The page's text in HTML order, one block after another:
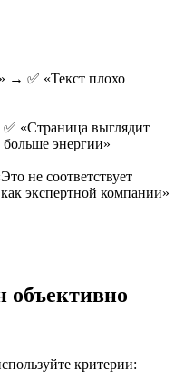
→ ✅ «Текст плохо
«Страница выглядит
энергии»
не соответствует
экспертной компании»
объективно
критерии: